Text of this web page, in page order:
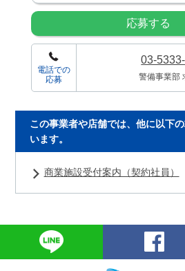
応募する
電話での
応募
03-
警備事業部
この事業者や店舗では、他に以下
います。
商業施設受付案内（契約社員）